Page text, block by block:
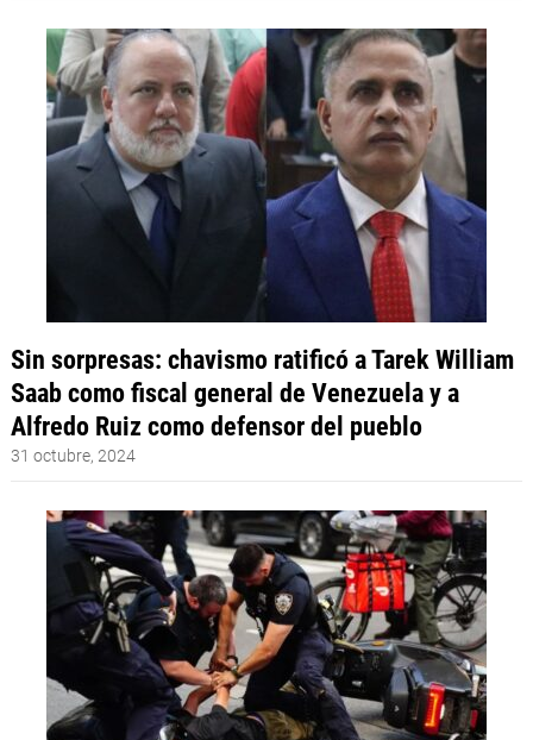
Sin sorpresas: chavismo ratificó a Tarek William
Saab como fiscal general de Venezuela y a
Alfredo Ruiz como defensor del pueblo
31 octubre, 2024